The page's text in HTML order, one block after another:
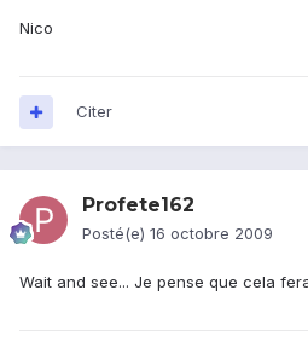
Nico
Citer
Profete162
Posté(e) 16 octobre 2009
Wait and see... Je pense que cela